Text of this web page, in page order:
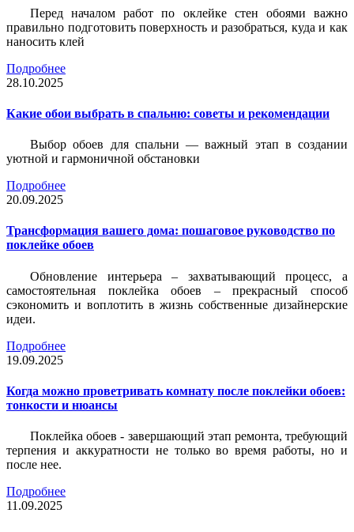
Перед началом работ по оклейке стен обоями важно
правильно подготовить поверхность и разобраться, куда и как
наносить клей
Подробнее
28.10.2025
Какие обои выбрать в спальню: советы и рекомендации
Выбор обоев для спальни — важный этап в создании
уютной и гармоничной обстановки
Подробнее
20.09.2025
Трансформация вашего дома: пошаговое руководство по
поклейке обоев
Обновление интерьера – захватывающий процесс, а
самостоятельная поклейка обоев – прекрасный способ
сэкономить и воплотить в жизнь собственные дизайнерские
идеи.
Подробнее
19.09.2025
Когда можно проветривать комнату после поклейки обоев:
тонкости и нюансы
Поклейка обоев - завершающий этап ремонта, требующий
терпения и аккуратности не только во время работы, но и
после нее.
Подробнее
11.09.2025